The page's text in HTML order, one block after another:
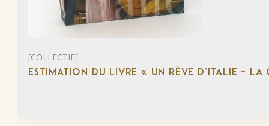
[COLLECTIF]
ESTIMATION DU LIVRE « UN RÊVE D’ITALIE –